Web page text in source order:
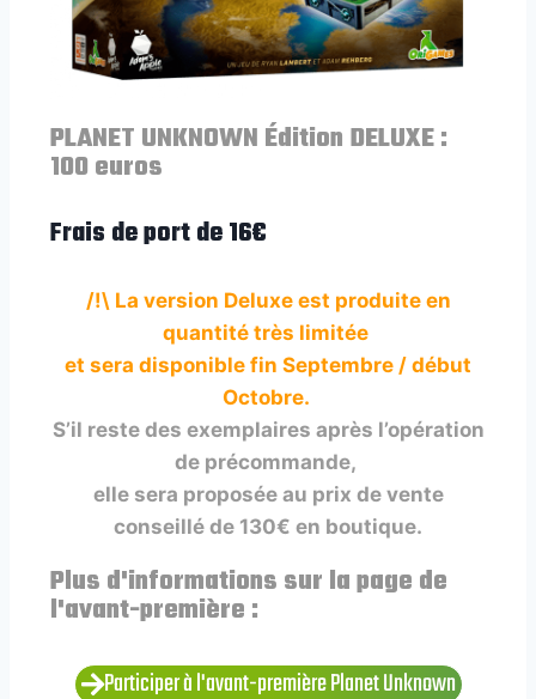
PLANET UNKNOWN Édition DELUXE :
100 euros
Frais de port de 16€
/!\ La version Deluxe est produite en
quantité très limitée
et sera disponible fin Septembre / début
Octobre.
S’il reste des exemplaires après l’opération
de précommande,
elle sera proposée au prix de vente
conseillé de 130€ en boutique.
Plus d'informations sur la page de
l'avant-première :
Participer à l'avant-première Planet Unknown